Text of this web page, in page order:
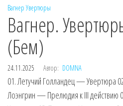
Вагнер Увертюры
Вагнер.
(Бем)
24.11.2025 Автор: DOMNA
01. Летучий Голландец — Увертюра
Лоэнгрин — Прелюдия к III действию